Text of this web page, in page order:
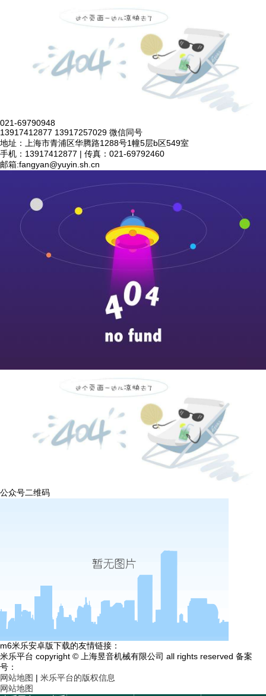
021-69790948
13917412877 13917257029 微信同号
地址：上海市青浦区华腾路1288号1幢5层b区549室
手机：13917412877 | 传真：021-69792460
邮箱:fangyan@yuyin.sh.cn
公众号二维码
m6米乐安卓版下载的友情链接：
米乐平台 copyright © 上海昱音机械有限公司 all rights reserved 备案
号：
网站地图 | 米乐平台的版权信息
网站地图